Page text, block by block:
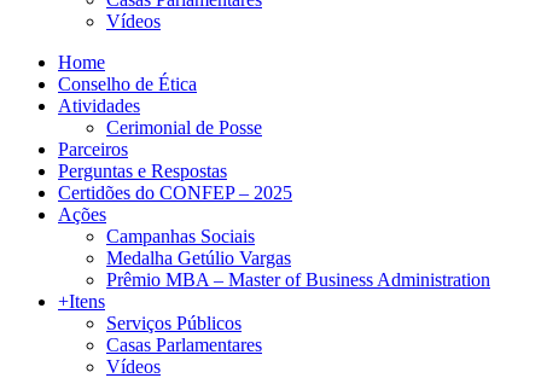
Vídeos
Home
Conselho de Ética
Atividades
Cerimonial de Posse
Parceiros
Perguntas e Respostas
Certidões do CONFEP – 2025
Ações
Campanhas Sociais
Medalha Getúlio Vargas
Prêmio MBA – Master of Business Administration
+Itens
Serviços Públicos
Casas Parlamentares
Vídeos